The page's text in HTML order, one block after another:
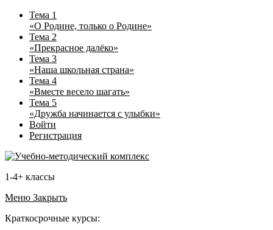
Тема 1
«О Родине, только о Родине»
Тема 2
«Прекрасное далёко»
Тема 3
«Наша школьная страна»
Тема 4
«Вместе весело шагать»
Тема 5
«Дружба начинается с улыбки»
Войти
Регистрация
1-4+ классы
Меню Закрыть
Краткосрочные курсы: